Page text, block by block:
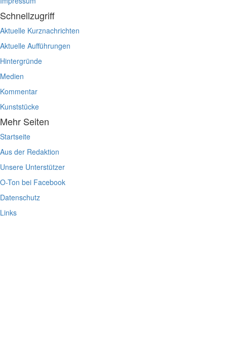
Schnellzugriff
Aktuelle Kurznachrichten
Aktuelle Aufführungen
Hintergründe
Medien
Kommentar
Kunststücke
Mehr Seiten
Startseite
Aus der Redaktion
Unsere Unterstützer
O-Ton bei Facebook
Datenschutz
Links